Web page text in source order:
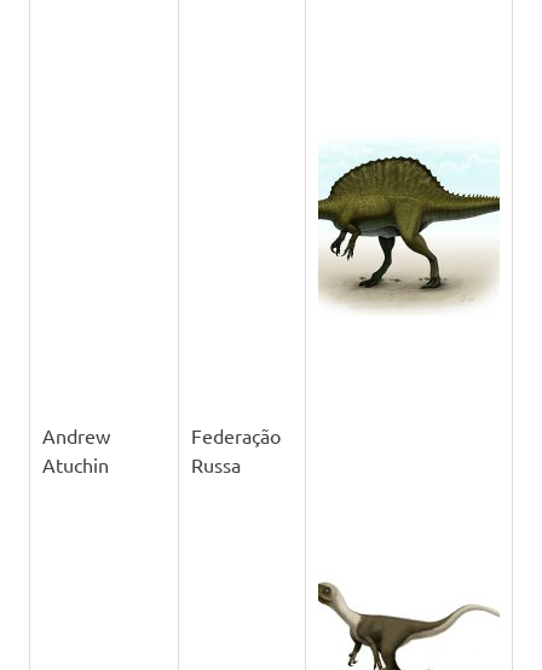
Andrew
Atuchin
Federação
Russa